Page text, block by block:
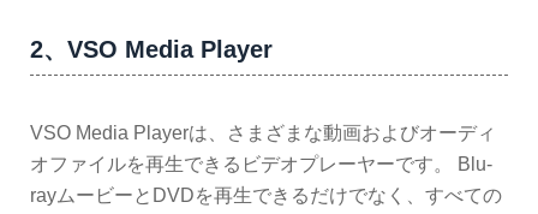
2、VSO Media Player
VSO Media Playerは、さまざまな動画およびオーディ
オファイルを再生できるビデオプレーヤーです。 Blu-
rayムービーとDVDを再生できるだけでなく、すべての